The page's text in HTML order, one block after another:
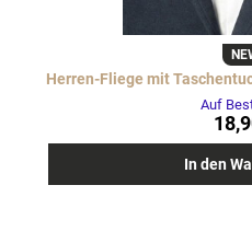
Herren-Fliege mit
Auf
In den